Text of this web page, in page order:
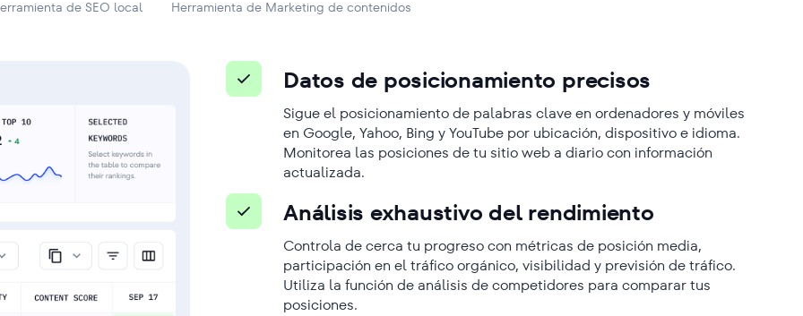
de SEO local
Herramienta de Marketing de contenidos
Datos de posicionamiento precisos
Sigue el posicionamiento de palabras clave en ordenadores y móviles
en Google, Yahoo, Bing y YouTube por ubicación, dispositivo e idioma.
Monitorea las posiciones de tu sitio web a diario con información
actualizada.
Análisis exhaustivo del rendimiento
Controla de cerca tu progreso con métricas de posición media,
participación en el tráfico orgánico, visibilidad y previsión de tráfico.
Utiliza la función de análisis de competidores para comparar tus
posiciones.